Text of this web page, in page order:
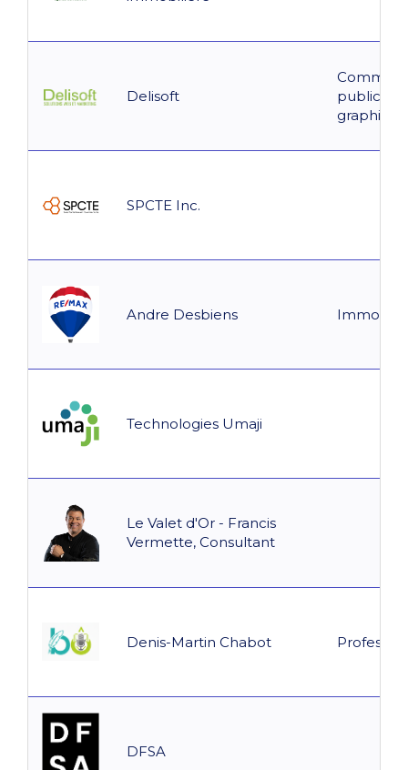
Delisoft
publicité,
SPCTE Inc.
Andre Desbiens
Technologies Umaji
Le Valet d'Or - Francis
Vermette, Consultant
Denis-Martin Chabot
DFSA